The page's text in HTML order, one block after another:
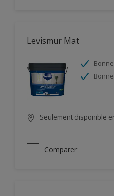
Levismur Mat
Seulement disponible
Comparer